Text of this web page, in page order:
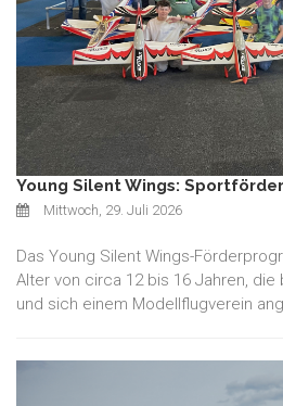
Young Silent Wings:
Mittwoch, 29. Juli 2026
Das Young Silent Wings-
Alter von circa 12 bis 16 Jahren,
und sich einem Modellflugverein